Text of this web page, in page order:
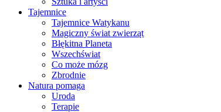
Tajemnice
Tajemnice Watykanu
Magiczny świat zwierząt
Błękitna Planeta
Wszechświat
Co może mózg
Zbrodnie
Natura pomaga
Uroda
Terapie